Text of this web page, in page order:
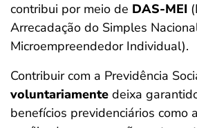
contribui por meio de DAS-MEI
Arrecadação do Simples
Microempreendedor Individual).
Contribuir com a Previdência
voluntariamente deixa
benefícios previdenciários como